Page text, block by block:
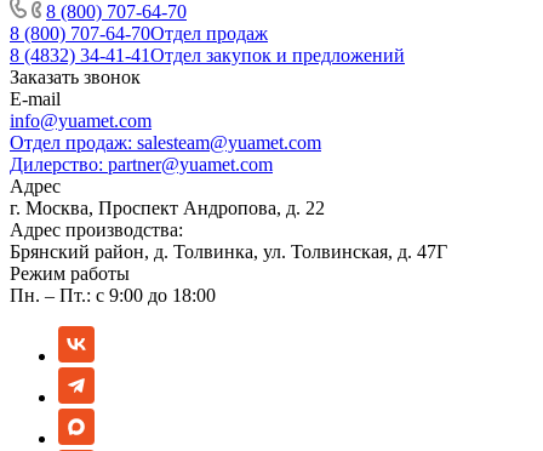
8 (800) 707-64-70
8 (800) 707-64-70Отдел продаж
8 (4832) 34-41-41Отдел закупок и предложений
Заказать звонок
E-mail
info@yuamet.com
Отдел продаж: salesteam@yuamet.com
Дилерство: partner@yuamet.com
Адрес
г. Москва, Проспект Андропова, д. 22
Адрес производства:
Брянский район, д. Толвинка, ул. Толвинская, д. 47Г
Режим работы
Пн. – Пт.: с 9:00 до 18:00